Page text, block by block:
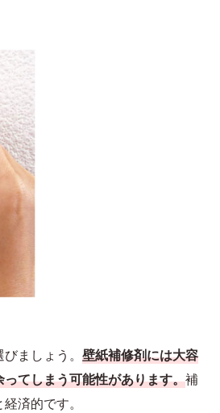
ましょう。 壁紙補修剤には大容
てしまう可能性があります。補
済的です。